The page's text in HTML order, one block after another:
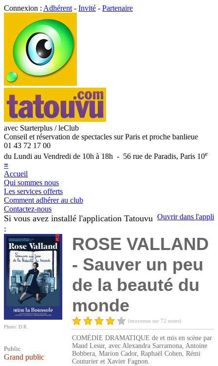
Connexion : Adhérent - Invité - Partenaire
avec Starterplus / leClub
Conseil et réservation de spectacles sur Paris et proche banlieue
01 43 72 17 00
du Lundi au Vendredi de 10h à 18h - 56 rue de Paradis, Paris 10e
≡
Accueil
Qui sommes nous
Les services offerts
Comment adhérer au club
Contactez-nous
Ouvrir dans l'appli
Si vous avez installé l'application Tatouvu
:
Photo: D.R.
Public
Grand public
ROSE VALLAND
- Sauver un peu
de la beauté du
monde
(moyenne sur 72 notes)
COMÉDIE DRAMATIQUE de et mis en scène par
Maud Lesur, avec Alexandra Sarramona, Antoine
Bobbera, Marion Cador, Raphaël Cohen, Rémi
Couturier et Xavier Fagnon.